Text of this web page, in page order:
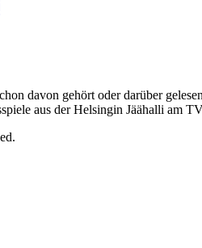
davon gehört oder darüber
aus der Helsingin Jäähalli am